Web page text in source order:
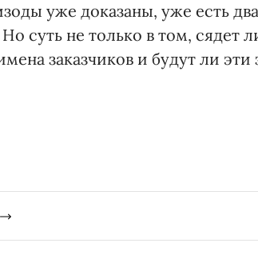
уже доказаны, уже есть
суть не только в том, сядет
заказчиков и будут ли эти